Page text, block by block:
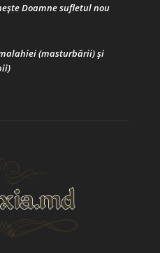
Doamne sufletul nou
(masturbării) şi